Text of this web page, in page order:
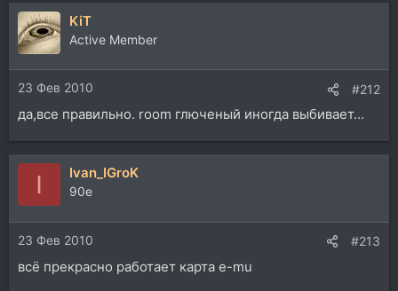
KiT
Active Member
23 Фев 2010 #212
да,все правильно. room глюченый иногда выбивает...
I Ivan_IGroK
90e
23 Фев 2010 #213
всё прекрасно работает карта e-mu